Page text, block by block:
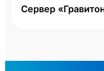
Сервер